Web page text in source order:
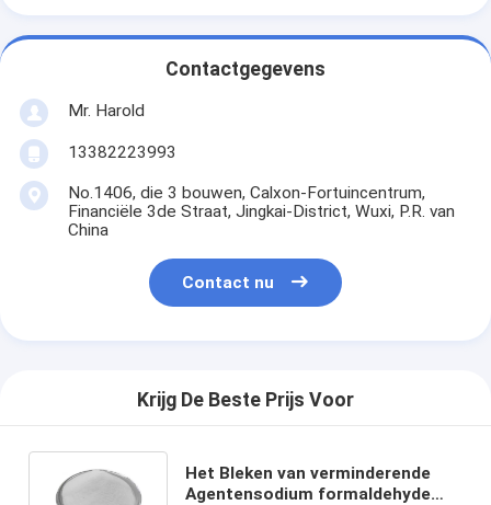
Contactgegevens
Mr. Harold
13382223993
No.1406, die 3 bouwen, Calxon-Fortuincentrum,
Financiële 3de Straat, Jingkai-District, Wuxi, P.R. van
China
Contact nu
Krijg De Beste Prijs Voor
Het Bleken van verminderende
Agentensodium formaldehyde